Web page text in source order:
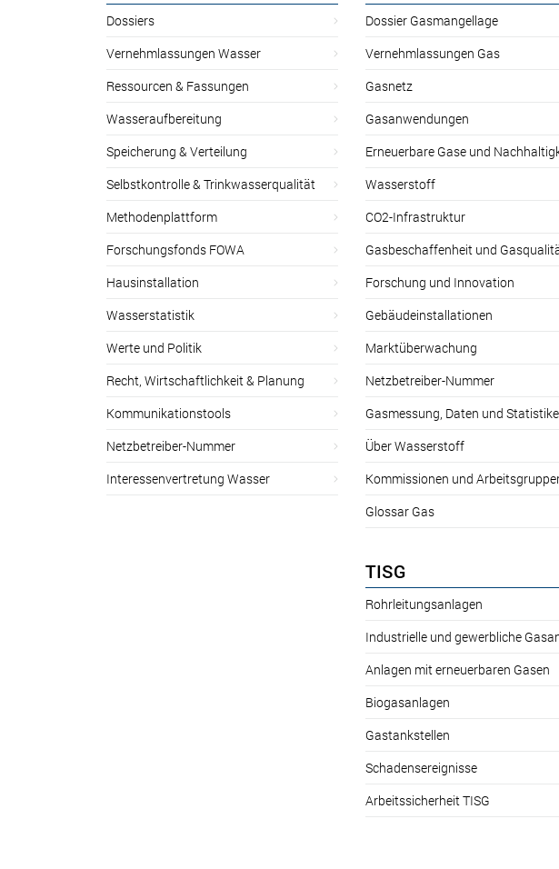
Dossiers
Vernehmlassungen Wasser
Ressourcen & Fassungen
Wasseraufbereitung
Speicherung & Verteilung
Selbstkontrolle & Trinkwasserqualität
Methodenplattform
Forschungsfonds FOWA
Hausinstallation
Wasserstatistik
Werte und Politik
Recht, Wirtschaftlichkeit & Planung
Kommunikationstools
Netzbetreiber-Nummer
Interessenvertretung Wasser
Dossier Gasmangellage
Vernehmlassungen Gas
Gasnetz
Gasanwendungen
Erneuerbare Gase und
Wasserstoff
CO2-Infrastruktur
Gasbeschaffenheit und
Forschung und Innovation
Gebäudeinstallationen
Marktüberwachung
Netzbetreiber-Nummer
Gasmessung, Daten und
Über Wasserstoff
Kommissionen und
Glossar Gas
TISG
Rohrleitungsanlagen
Industrielle und gewerbliche
Anlagen mit erneuerbaren Gasen
Biogasanlagen
Gastankstellen
Schadensereignisse
Arbeitssicherheit TISG